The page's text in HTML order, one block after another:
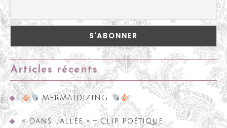
Articles récents
MERMAIDIZING
« Dans l’allée » – Clip Poétique